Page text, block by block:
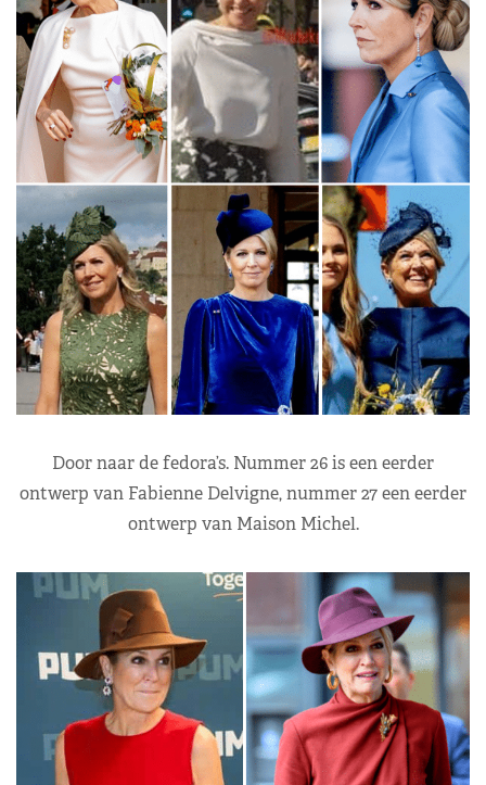
Door naar de fedora’s. Nummer 26 is een eerder
ontwerp van Fabienne Delvigne, nummer 27 een eerder
ontwerp van Maison Michel.